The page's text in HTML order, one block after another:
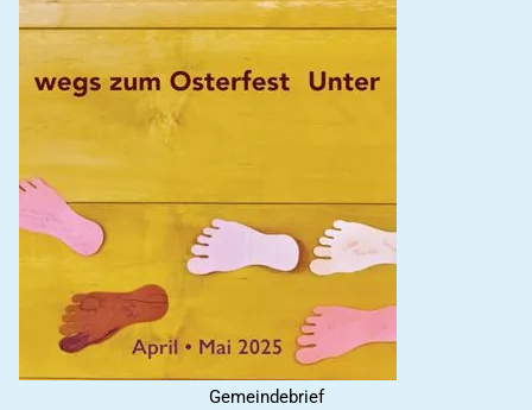
Gemeindebrief